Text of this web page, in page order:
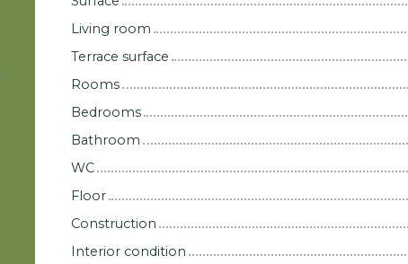
Living room
Terrace surface
Rooms
Bedrooms
Bathroom
WC
Floor
Construction
Interior condition